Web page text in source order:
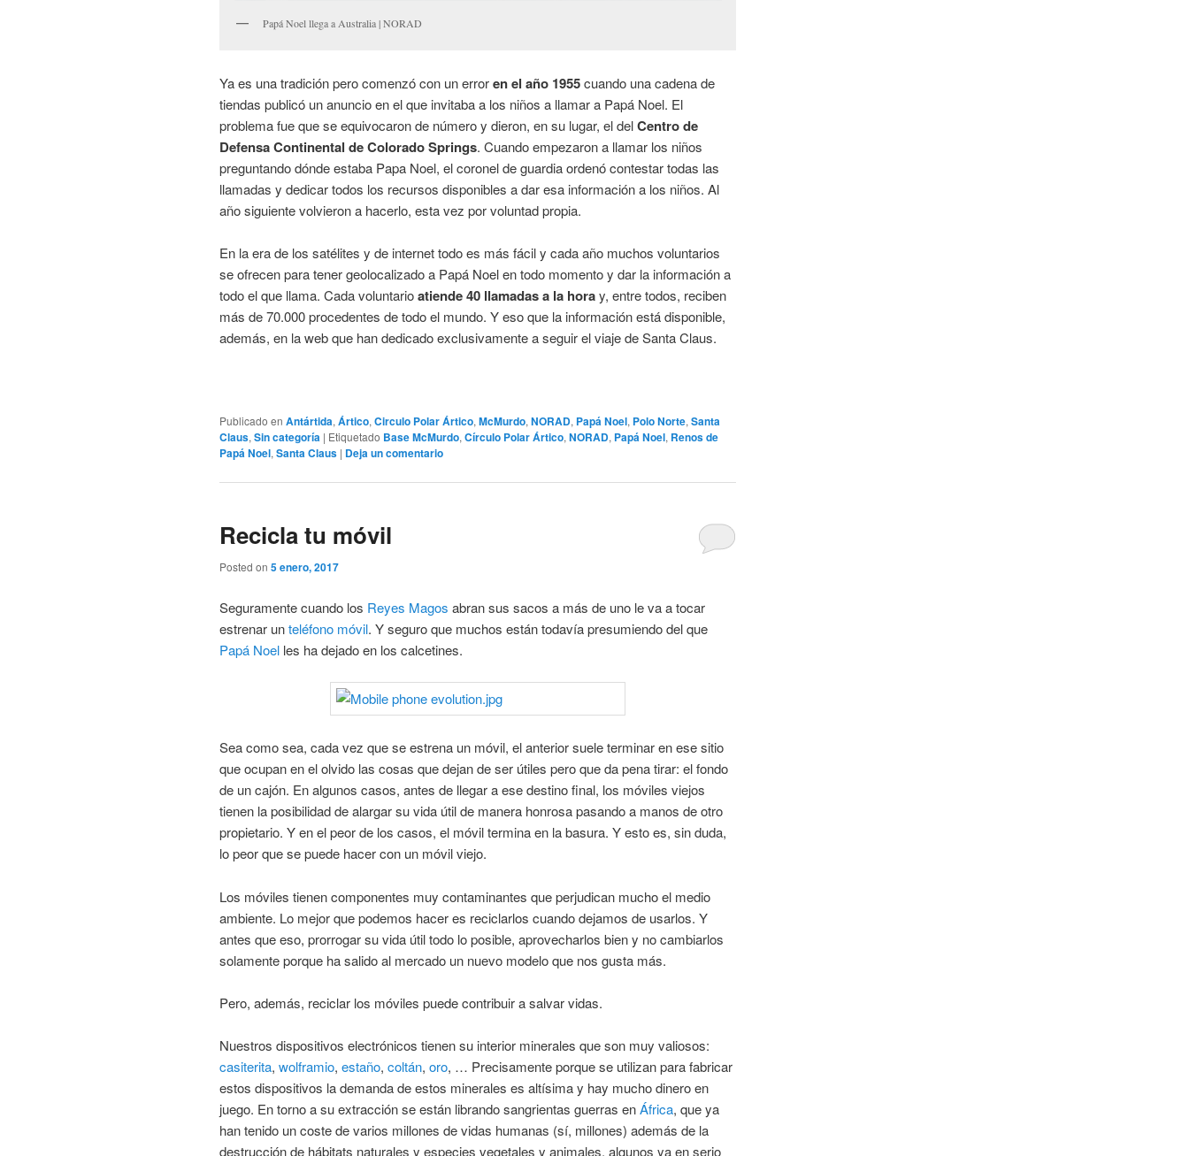
Papá Noel llega a Australia | NORAD
Ya es una tradición pero comenzó con un erroren el año 1955cuando una cadena de
tiendas publicó un anuncio en el que invitaba a los niños a llamar a Papá Noel. El
problema fue que se equivocaron de número y dieron, en su lugar, el delCentro de
Defensa Continental de Colorado Springs. Cuando empezaron a llamar los niños
preguntando dónde estaba Papa Noel, el coronel de guardia ordenó contestar todas las
llamadas y dedicar todos los recursos disponibles a dar esa información a los niños. Al
año siguiente volvieron a hacerlo, esta vez por voluntad propia.
En la era de los satélites y de internet todo es más fácil y cada año muchos voluntarios
se ofrecen para tener geolocalizado a Papá Noel en todo momento y dar la información a
todo el que llama. Cada voluntarioatiende 40 llamadas a la horay, entre todos, reciben
más de 70.000 procedentes de todo el mundo. Y eso que la información está disponible,
además, en la web que han dedicado exclusivamente a seguir el viaje de Santa Claus.
Publicado en Antártida, Ártico, Circulo Polar Ártico, McMurdo, NORAD, Papá Noel, Polo Norte, Santa
Claus, Sin categoría | Etiquetado Base McMurdo, Círculo Polar Ártico, NORAD, Papá Noel, Renos de
Papá Noel, Santa Claus | Deja un comentario
Recicla tu móvil
Posted on 5 enero, 2017
Seguramente cuando los Reyes Magos abran sus sacos a más de uno le va a tocar
estrenar unteléfono móvil. Y seguro que muchos están todavía presumiendo del que
Papá Noel les ha dejado en los calcetines.
Sea como sea, cada vez que se estrena un móvil, el anterior suele terminar en ese sitio
que ocupan en el olvido las cosas que dejan de ser útiles pero que da pena tirar: el fondo
de un cajón. En algunos casos, antes de llegar a ese destino final, los móviles viejos
tienen la posibilidad de alargar su vida útil de manera honrosa pasando a manos de otro
propietario. Y en el peor de los casos, el móvil termina en la basura. Y esto es, sin duda,
lo peor que se puede hacer con un móvil viejo.
Los móviles tienen componentes muy contaminantes que perjudican mucho el medio
ambiente. Lo mejor que podemos hacer es reciclarlos cuando dejamos de usarlos. Y
antes que eso, prorrogar su vida útil todo lo posible, aprovecharlos bien y no cambiarlos
solamente porque ha salido al mercado un nuevo modelo que nos gusta más.
Pero, además, reciclar los móviles puede contribuir a salvar vidas.
Nuestros dispositivos electrónicos tienen su interior minerales que son muy valiosos:
casiterita, wolframio, estaño, coltán, oro, … Precisamente porque se utilizan para fabricar
estos dispositivos la demanda de estos minerales es altísima y hay mucho dinero en
juego. En torno a su extracción se están librando sangrientas guerras enÁfrica, que ya
han tenido un coste de varios millones de vidas humanas (sí, millones) además de la
destrucción de hábitats naturales y especies vegetales y animales, algunos ya en serio